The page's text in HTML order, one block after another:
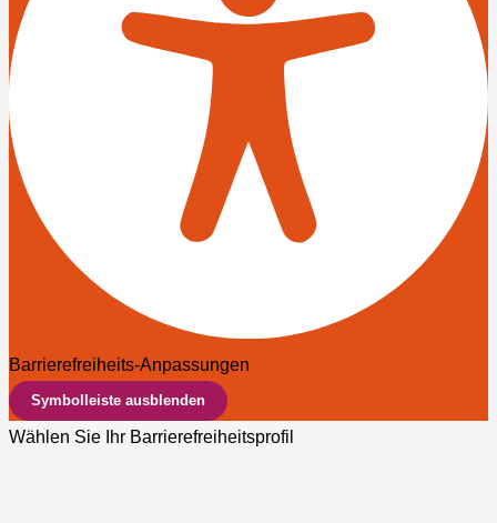
Barrierefreiheits-Anpassungen
Symbolleiste ausblenden
Wählen Sie Ihr Barrierefreiheitsprofil